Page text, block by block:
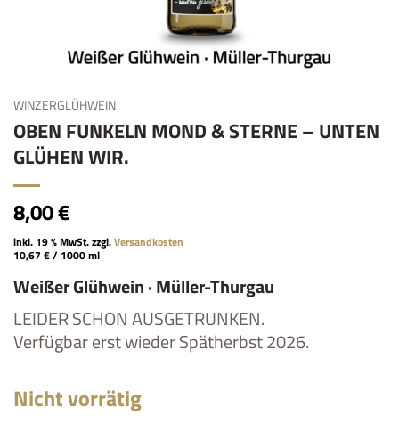
WINZERGLÜHWEIN
OBEN FUNKELN MOND & STERNE – UNTEN
GLÜHEN WIR.
8,00€
inkl. 19 % MwSt.zzgl.Versandkosten
10,67 €/ 1000ml
Weißer Glühwein · Müller-Thurgau
LEIDER SCHON AUSGETRUNKEN.
Verfügbar erst wieder Spätherbst 2026.
Nicht vorrätig